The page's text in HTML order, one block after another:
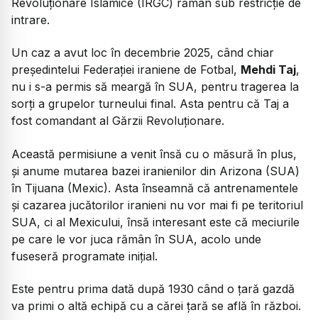
intrare.
Un caz a avut loc în decembrie 2025, când chiar
președintelui Federației iraniene de Fotbal, Mehdi Taj,
nu i s-a permis să meargă în SUA, pentru tragerea la
sorți a grupelor turneului final. Asta pentru că Taj a
fost comandant al Gărzii Revoluționare.
Această permisiune a venit însă cu o măsură în plus,
și anume mutarea bazei iranienilor din Arizona (SUA)
în Tijuana (Mexic). Asta înseamnă că antrenamentele
și cazarea jucătorilor iranieni nu vor mai fi pe teritoriul
SUA, ci al Mexicului, însă interesant este că meciurile
pe care le vor juca rămân în SUA, acolo unde
fuseseră programate inițial.
Este pentru prima dată după 1930 când o țară gazdă
va primi o altă echipă cu a cărei țară se află în război.